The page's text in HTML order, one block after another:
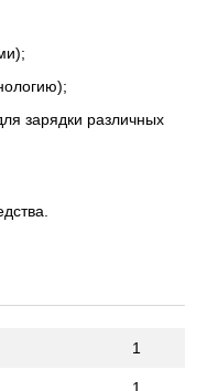
зарядки различных
1
1